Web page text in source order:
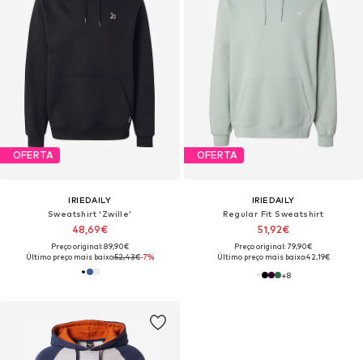
OFERTA
IRIEDAILY
Sweatshirt 'Zwille'
48,69€
Preço original: 89,90€
Último preço mais baixo:52,43€-7%
OFERTA
IRIEDAILY
Regular Fit Sweatshirt
51,92€
Preço original: 79,90€
Último preço mais baixo:42,19€
+8